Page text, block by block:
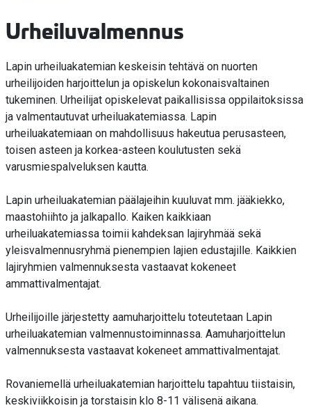
Urheiluvalmennus
Lapin urheiluakatemian keskeisin tehtävä on nuorten
urheilijoiden harjoittelun ja opiskelun kokonaisvaltainen
tukeminen. Urheilijat opiskelevat paikallisissa oppilaitoksissa
ja valmentautuvat urheiluakatemiassa. Lapin
urheiluakatemiaan on mahdollisuus hakeutua perusasteen,
toisen asteen ja korkea-asteen koulutusten sekä
varusmiespalveluksen kautta.
Lapin urheiluakatemian päälajeihin kuuluvat mm. jääkiekko,
maastohiihto ja jalkapallo. Kaiken kaikkiaan
urheiluakatemiassa toimii kahdeksan lajiryhmää sekä
yleisvalmennusryhmä pienempien lajien edustajille. Kaikkien
lajiryhmien valmennuksesta vastaavat kokeneet
ammattivalmentajat.
Urheilijoille järjestetty aamuharjoittelu toteutetaan Lapin
urheiluakatemian valmennustoiminnassa. Aamuharjoittelun
valmennuksesta vastaavat kokeneet ammattivalmentajat.
Rovaniemellä urheiluakatemian harjoittelu tapahtuu tiistaisin,
keskiviikkoisin ja torstaisin klo 8-11 välisenä aikana.